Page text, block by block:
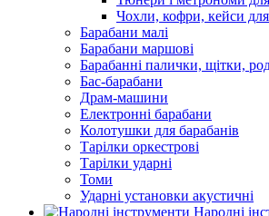
Чохли, кофри, кейси
Барабани малі
Барабани маршові
Барабанні палички, щітки,
Бас-барабани
Драм-машини
Електронні барабани
Колотушки для барабанів
Тарілки оркестрові
Тарілки ударні
Томи
Ударні установки акустичні
Народні